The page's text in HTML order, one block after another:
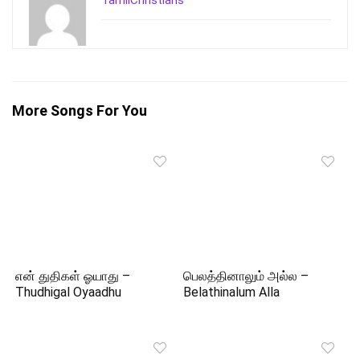
More Songs For You
என் துதிகள் ஓயாது –
Thudhigal Oyaadhu
பெலத்தினாலும் அல்ல –
Belathinalum Alla